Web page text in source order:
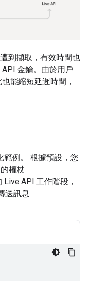
到擷取，有效時間也
金鑰。由於用戶
能縮短延遲時間，
範例。 根據預設，您
權杖
Live API 工作階段，
送訊息